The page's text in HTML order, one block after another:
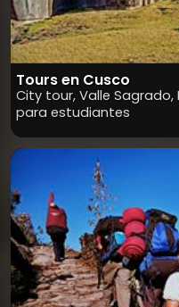
Tours en Cusco
City tour, Valle Sagrado,
para estudiantes